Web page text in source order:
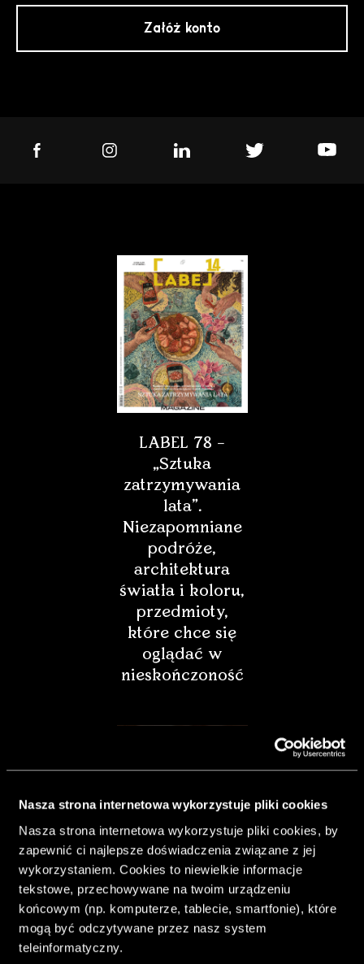
Nasza strona internetowa wykorzystuje pliki cookies
Nasza strona internetowa wykorzystuje pliki cookies, by
zapewnić ci najlepsze doświadczenia związane z jej
wykorzystaniem. Cookies to niewielkie informacje
tekstowe, przechowywane na twoim urządzeniu
końcowym (np. komputerze, tablecie, smartfonie), które
mogą być odczytywane przez nasz system
teleinformatyczny.
Załóż konto
LABEL 78 –
„Sztuka
zatrzymywania
lata”.
Niezapomniane
podróże,
architektura
światła i koloru,
przedmioty,
które chce się
oglądać w
nieskończoność
& Living 40.
„Dom bardziej
Twój. Odważ się